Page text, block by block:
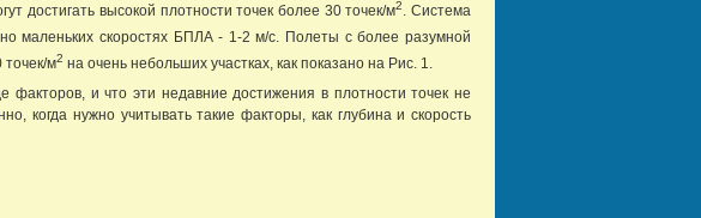
достигать высокой плотности точек более 30 точек/м2
. Система
маленьких скоростях БПЛА - 1-2 м/с. Полеты с более разумной
точек/м2 на очень небольших участках, как показано на Рис. 1.
и что эти недавние достижения в плотности точек не
когда нужно учитывать такие факторы, как глубина и скорость